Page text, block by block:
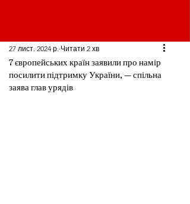
7 європейських країн заявили про намір
посилити підтримку України, — спільна
заява глав урядів
27 лист. 2024 р. Читати 2 хв